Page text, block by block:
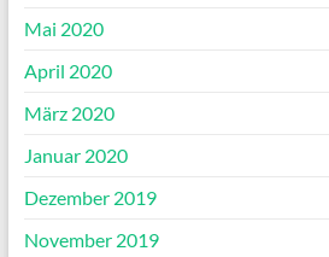
Mai 2020
April 2020
März 2020
Januar 2020
Dezember 2019
November 2019